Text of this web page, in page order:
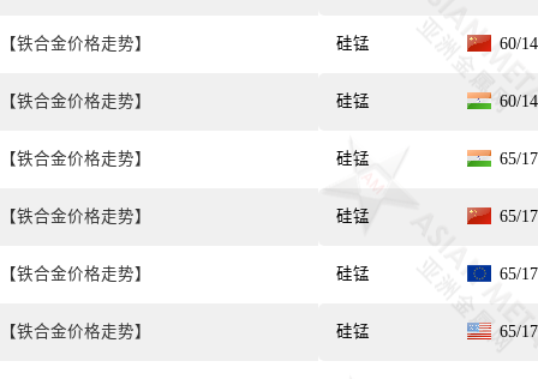
【铁合金价格走势】
【铁合金价格走势】
【铁合金价格走势】
【铁合金价格走势】
【铁合金价格走势】
【铁合金价格走势】
硅锰 60/
硅锰 60/
硅锰 65/
硅锰 65/
硅锰 65/
硅锰 65/